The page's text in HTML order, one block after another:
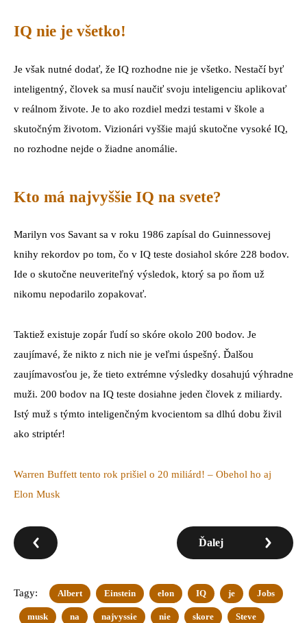
IQ nie je všetko!
Je však nutné dodať, že IQ rozhodne nie je všetko. Nestačí byť
inteligentný, človek sa musí naučiť svoju inteligenciu aplikovať
v reálnom živote. Je to ako rozdiel medzi testami v škole a
skutočným životom. Vizionári vyššie majú skutočne vysoké IQ,
no rozhodne nejde o žiadne anomálie.
Kto má najvyššie IQ na svete?
Marilyn vos Savant sa v roku 1986 zapísal do Guinnessovej
knihy rekordov po tom, čo v IQ teste dosiahol skóre 228 bodov.
Ide o skutočne neuveriteľný výsledok, ktorý sa po ňom už
nikomu nepodarilo zopakovať.
Taktiež existuje zopár ľudí so skóre okolo 200 bodov. Je
zaujímavé, že nikto z nich nie je veľmi úspešný. Ďalšou
zaujímavosťou je, že tieto extrémne výsledky dosahujú výhradne
muži. 200 bodov na IQ teste dosiahne jeden človek z miliardy.
Istý muž s týmto inteligenčným kvocientom sa dlhú dobu živil
ako striptér!
Warren Buffett tento rok prišiel o 20 miliárd! – Obehol ho aj
Elon Musk
Ďalej
Tagy: Albert Einstein elon IQ je Jobs
musk na najvyssie nie skore Steve